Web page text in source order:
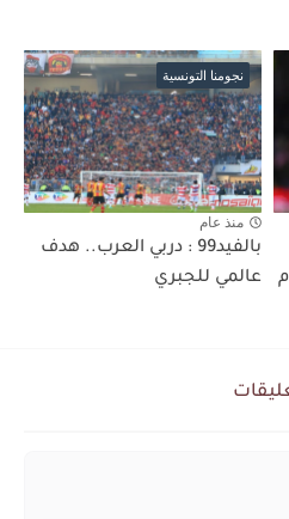
نجومنا التونسية
منذ عام
بالفيد99 : دربي العرب.. هدف
عالمي للجبري